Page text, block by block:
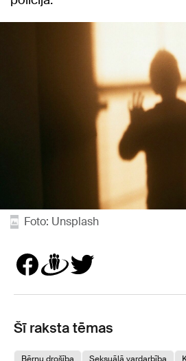
Foto: Unsplash
Šī raksta tēmas